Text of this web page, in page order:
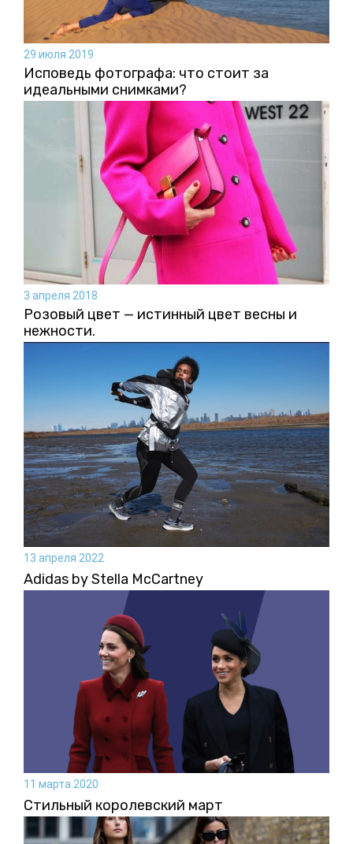
29 июля 2019
Исповедь фотографа: что стоит за
идеальными снимками?
3 апреля 2018
Розовый цвет — истинный цвет весны и
нежности.
13 апреля 2022
Adidas by Stella McCartney
11 марта 2020
Стильный королевский март